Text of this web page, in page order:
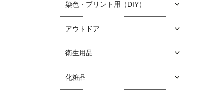
染色・プリント用（DIY）
アウトドア
衛生用品
化粧品